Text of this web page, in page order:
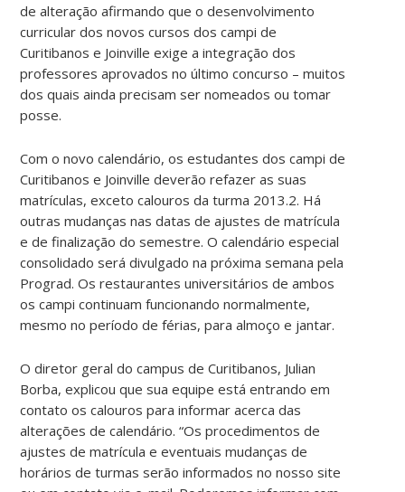
de alteração afirmando que o desenvolvimento
curricular dos novos cursos dos campi de
Curitibanos e Joinville exige a integração dos
professores aprovados no último concurso – muitos
dos quais ainda precisam ser nomeados ou tomar
posse.
Com o novo calendário, os estudantes dos campi de
Curitibanos e Joinville deverão refazer as suas
matrículas, exceto calouros da turma 2013.2. Há
outras mudanças nas datas de ajustes de matrícula
e de finalização do semestre. O calendário especial
consolidado será divulgado na próxima semana pela
Prograd. Os restaurantes universitários de ambos
os campi continuam funcionando normalmente,
mesmo no período de férias, para almoço e jantar.
O diretor geral do campus de Curitibanos, Julian
Borba, explicou que sua equipe está entrando em
contato os calouros para informar acerca das
alterações de calendário. “Os procedimentos de
ajustes de matrícula e eventuais mudanças de
horários de turmas serão informados no nosso site